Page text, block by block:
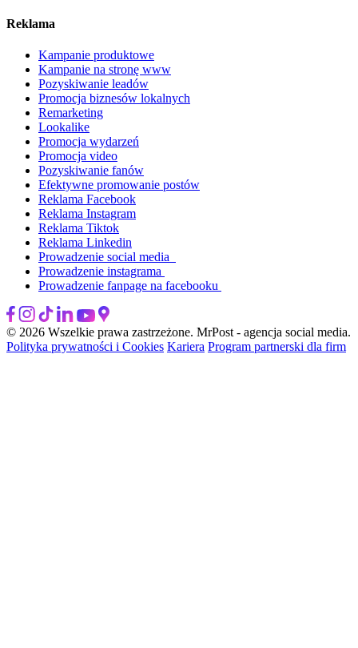
Reklama
Kampanie produktowe
Kampanie na stronę www
Pozyskiwanie leadów
Promocja biznesów lokalnych
Remarketing
Lookalike
Promocja wydarzeń
Promocja video
Pozyskiwanie fanów
Efektywne promowanie postów
Reklama Facebook
Reklama Instagram
Reklama Tiktok
Reklama Linkedin
Prowadzenie social media
Prowadzenie instagrama
Prowadzenie fanpage na facebooku
© 2026 Wszelkie prawa zastrzeżone. MrPost - agencja social media.
Polityka prywatności i Cookies Kariera Program partnerski dla firm